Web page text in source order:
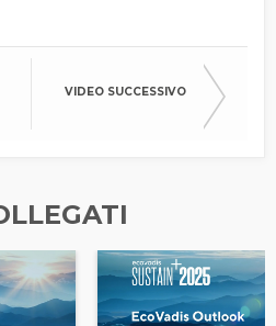
DI RICEVERE
VIDEO SUCCESSIVO